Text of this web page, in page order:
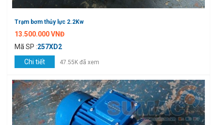
Trạm bơm thủy lực 2.2Kw
13.500.000 VNĐ
Mã SP :257XD2
Chi tiết
47.55K đã xem